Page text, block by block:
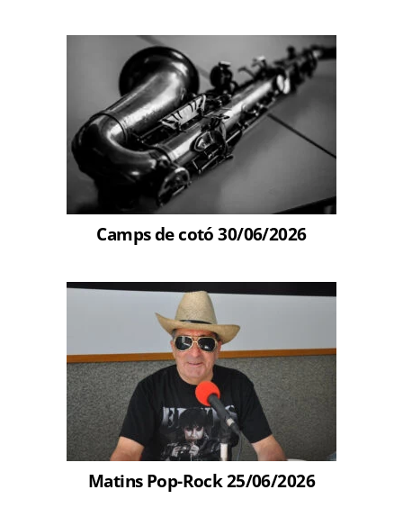
Camps de cotó 30/06/2026
Matins Pop-Rock 25/06/2026